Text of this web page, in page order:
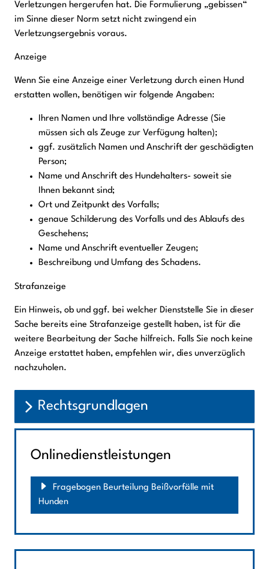
Verletzungen hergerufen hat. Die Formulierung „gebissen“
im Sinne dieser Norm setzt nicht zwingend ein
Verletzungsergebnis voraus.
Anzeige
Wenn Sie eine Anzeige einer Verletzung durch einen Hund
erstatten wollen, benötigen wir folgende Angaben:
Ihren Namen und Ihre vollständige Adresse (Sie
müssen sich als Zeuge zur Verfügung halten);
ggf. zusätzlich Namen und Anschrift der geschädigten
Person;
Name und Anschrift des Hundehalters- soweit sie
Ihnen bekannt sind;
Ort und Zeitpunkt des Vorfalls;
genaue Schilderung des Vorfalls und des Ablaufs des
Geschehens;
Name und Anschrift eventueller Zeugen;
Beschreibung und Umfang des Schadens.
Strafanzeige
Ein Hinweis, ob und ggf. bei welcher Dienststelle Sie in dieser
Sache bereits eine Strafanzeige gestellt haben, ist für die
weitere Bearbeitung der Sache hilfreich. Falls Sie noch keine
Anzeige erstattet haben, empfehlen wir, dies unverzüglich
nachzuholen.
Rechtsgrundlagen
Onlinedienstleistungen
Fragebogen Beurteilung Beißvorfälle mit
Hunden